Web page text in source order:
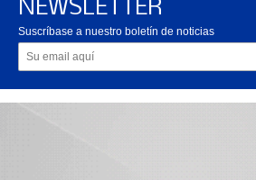
NEWSLETTER
Suscríbase a nuestro boletín de noticias